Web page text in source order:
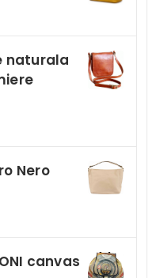
naturala
Nero
canvas